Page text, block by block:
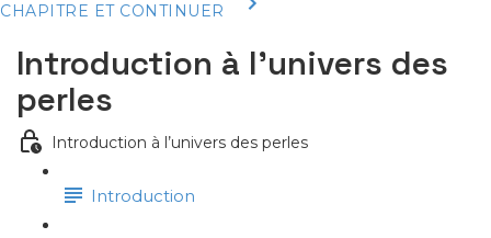
CHAPITRE ET CONTINUER
Introduction à l’univers des
perles
Introduction à l’univers des perles
Introduction